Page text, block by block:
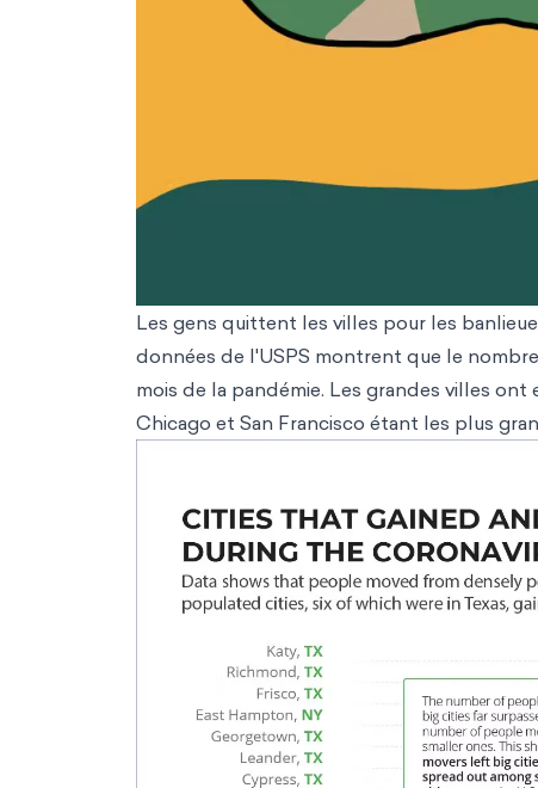
Les gens quittent les villes pour les
données de l'USPS montrent que le
mois de la pandémie. Les grandes villes
Chicago et San Francisco étant les plus